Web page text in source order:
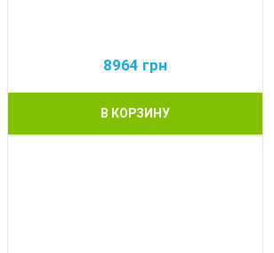
8964 грн
В КОРЗИНУ